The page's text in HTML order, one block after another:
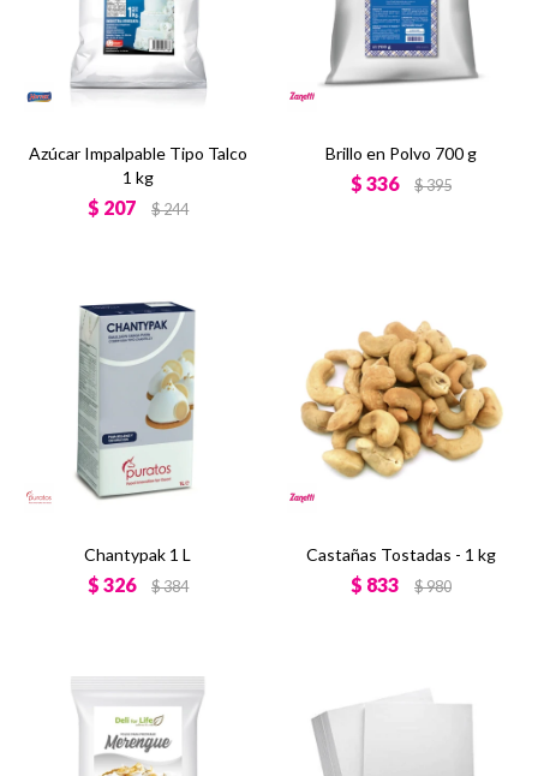
Azúcar Impalpable Tipo Talco
1 kg
$ 207 $244
Brillo en Polvo 700 g
$ 336 $395
Chantypak 1 L
$ 326 $384
Castañas Tostadas - 1 kg
$ 833 $980